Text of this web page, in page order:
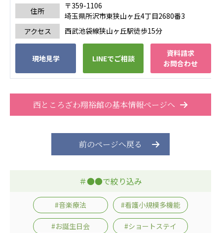
医療法人 京都翔医会
西京都病院
西京都クリニック
洛桂の郷
桂寿の郷
上桂の郷
ファミリエール吉祥院
教育（共に生きる仲間達）
関東福祉専門学校
志学会高等学校
特定非営利活動法人ファイアーレッズメディカルスポ
ーツクラブ
住所
〒359-1106
埼玉県所沢市東狭山ヶ丘4丁目2680番3
アクセス
西武池袋線狭山ヶ丘駅徒歩15分
現地見学 LINEでご相談
資料請求
お問合わせ
西ところざわ翔裕館の基本情報ページへ
前のページへ戻る
＃●●で絞り込み
#音楽療法 #看護小規模多機能
#お誕生日会 #ショートステイ